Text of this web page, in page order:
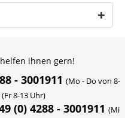
ihnen gern!
- 3001911 (Mo - Do von 8-
8-13 Uhr)
(0) 4288 - 3001911 (Mi